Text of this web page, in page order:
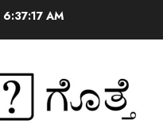
6:37:17 AM